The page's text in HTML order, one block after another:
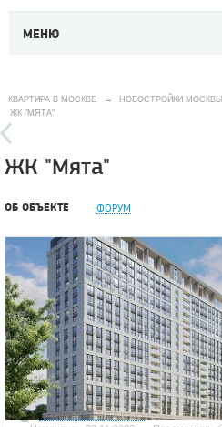
МЕНЮ
КВАРТИРА В МОСКВЕ → НОВОСТРОЙКИ МОСКВЫ
ЖК "МЯТА"
ЖК "Мята"
ОБ ОБЪЕКТЕ ФОРУМ
Добавить фотографию